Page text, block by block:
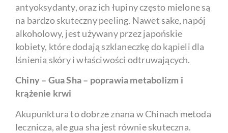
antyoksydanty, oraz ich łupiny często mielone są
na bardzo skuteczny peeling. Nawet sake, napój
alkoholowy, jest używany przez japońskie
kobiety, które dodają szklaneczkę do kąpieli dla
lśnienia skóry i właściwości odtruwających.
Chiny – Gua Sha – poprawia metabolizm i
krążenie krwi
Akupunktura to dobrze znana w Chinach metoda
lecznicza, ale gua sha jest równie skuteczna.